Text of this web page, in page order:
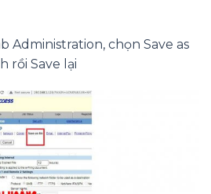
Administration, chọn Save as
rồi Save lại